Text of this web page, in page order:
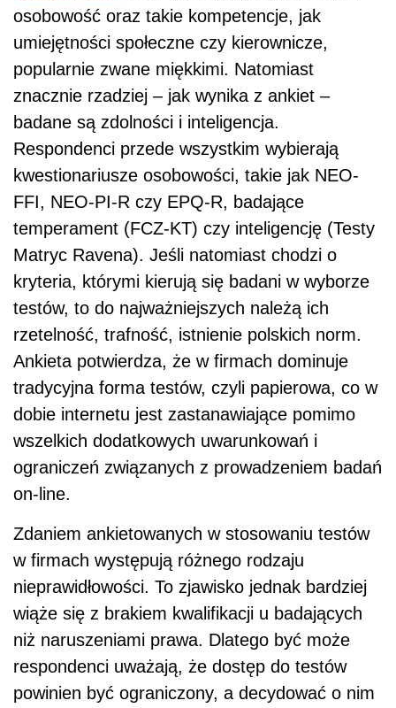
osobowość oraz takie kompetencje, jak
umiejętności społeczne czy kierownicze,
popularnie zwane miękkimi. Natomiast
znacznie rzadziej – jak wynika z ankiet –
badane są zdolności i inteligencja.
Respondenci przede wszystkim wybierają
kwestionariusze osobowości, takie jak NEO-
FFI, NEO-PI-R czy EPQ-R, badające
temperament (FCZ-KT) czy inteligencję (Testy
Matryc Ravena). Jeśli natomiast chodzi o
kryteria, którymi kierują się badani w wyborze
testów, to do najważniejszych należą ich
rzetelność, trafność, istnienie polskich norm.
Ankieta potwierdza, że w firmach dominuje
tradycyjna forma testów, czyli papierowa, co w
dobie internetu jest zastanawiające pomimo
wszelkich dodatkowych uwarunkowań i
ograniczeń związanych z prowadzeniem badań
on-line.
Zdaniem ankietowanych w stosowaniu testów
w firmach występują różnego rodzaju
nieprawidłowości. To zjawisko jednak bardziej
wiąże się z brakiem kwalifikacji u badających
niż naruszeniami prawa. Dlatego być może
respondenci uważają, że dostęp do testów
powinien być ograniczony, a decydować o nim